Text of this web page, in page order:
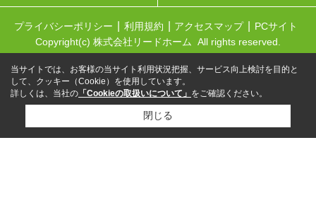
プライバシーポリシー 利用規約 アクセスマップ
PCサイト
Copyright(c) 株式会社リードホーム All rights reserved.
当サイトでは、お客様の当サイト利用状況把握、サービス向上検討を目的と
して、クッキー（Cookie）を使用しています。
詳しくは、当社の 「Cookieの取扱いについて」 をご確認ください。
閉じる